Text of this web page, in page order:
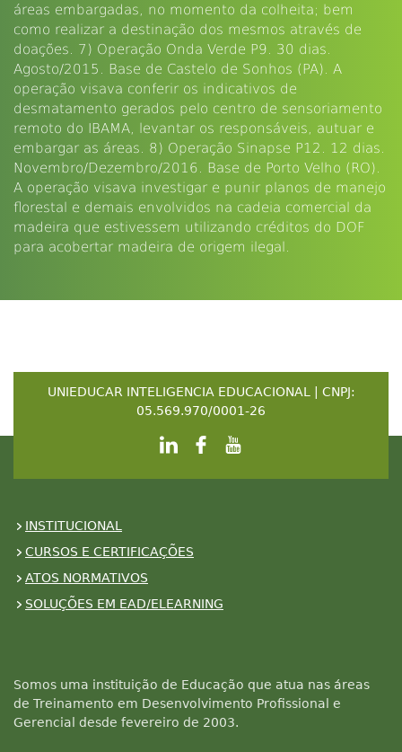
áreas embargadas, no momento da colheita; bem
como realizar a destinação dos mesmos através de
doações. 7) Operação Onda Verde P9. 30 dias.
Agosto/2015. Base de Castelo de Sonhos (PA). A
operação visava conferir os indicativos de
desmatamento gerados pelo centro de sensoriamento
remoto do IBAMA, levantar os responsáveis, autuar e
embargar as áreas. 8) Operação Sinapse P12. 12 dias.
Novembro/Dezembro/2016. Base de Porto Velho (RO).
A operação visava investigar e punir planos de manejo
florestal e demais envolvidos na cadeia comercial da
madeira que estivessem utilizando créditos do DOF
para acobertar madeira de origem ilegal.
UNIEDUCAR INTELIGENCIA EDUCACIONAL | CNPJ:
05.569.970/0001-26
INSTITUCIONAL
CURSOS E CERTIFICAÇÕES
ATOS NORMATIVOS
SOLUÇÕES EM EAD/ELEARNING
Somos uma instituição de Educação que atua nas áreas
de Treinamento em Desenvolvimento Profissional e
Gerencial desde fevereiro de 2003.